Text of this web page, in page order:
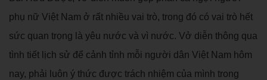
phụ nữ Việt Nam ở rất nhiều vai trò, trong đó có vai trò hết
sức quan trọng là yêu nước và vì nước. Vở diễn thông qua
tình tiết lịch sử để cảnh tỉnh mỗi người dân Việt Nam hôm
nay, phải luôn ý thức được trách nhiệm của mình trong